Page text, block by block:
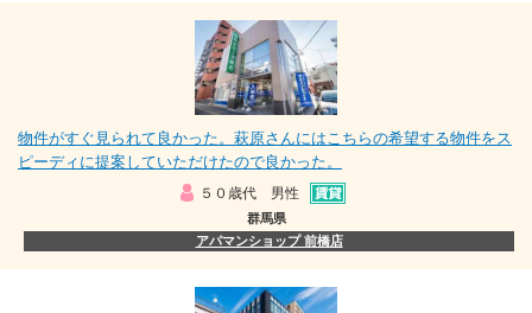
物件がすぐ見られて良かった。萩原さんにはこちらの希望する物件をス
ピーディに提案していただけたので良かった。
５０歳代 男性
群馬県
アパマンショップ 前橋店